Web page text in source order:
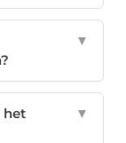
▼
het
▼